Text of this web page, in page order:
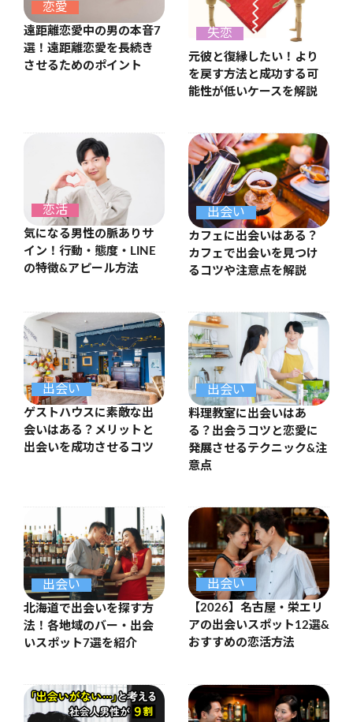
恋愛
遠距離恋愛中の男の本音7
選！遠距離恋愛を長続き
させるためのポイント
失恋
元彼と復縁したい！より
を戻す方法と成功する可
能性が低いケースを解説
恋活
気になる男性の脈ありサ
イン！行動・態度・LINE
の特徴&アピール方法
出会い
カフェに出会いはある？
カフェで出会いを見つけ
るコツや注意点を解説
出会い
ゲストハウスに素敵な出
会いはある？メリットと
出会いを成功させるコツ
出会い
料理教室に出会いはあ
る？出会うコツと恋愛に
発展させるテクニック&注
意点
出会い
北海道で出会いを探す方
法！各地域のバー・出会
いスポット7選を紹介
出会い
【2026】名古屋・栄エリ
アの出会いスポット12選&
おすすめの恋活方法